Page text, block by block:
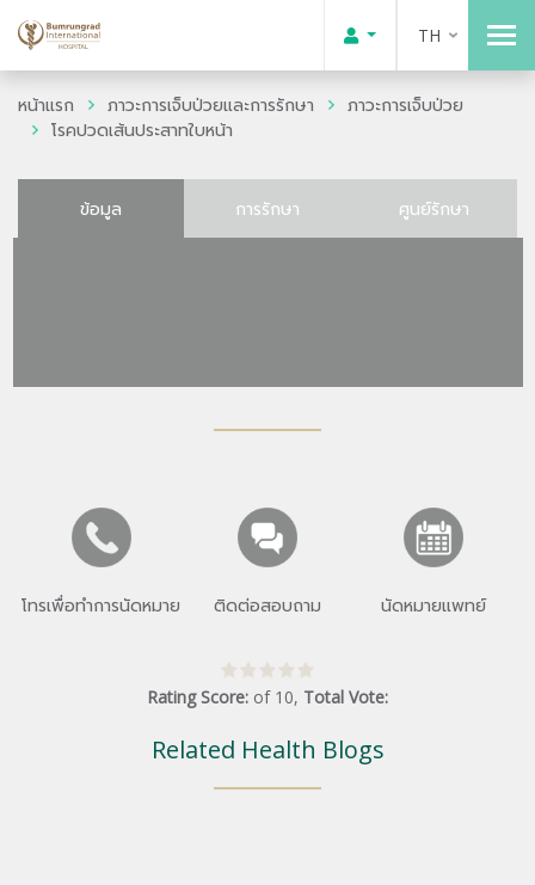
TH
หน้าแรก ภาวะการเจ็บป่วยและการรักษา
ภาวะการเจ็บป่วย
โรคปวดเส้นประสาทใบหน้า
ข้อมูล การรักษา ศูนย์รักษา
โทรเพื่อทำการนัดหมาย ติดต่อสอบถาม นัดหมายแพทย์
Rating Score: of 10, Total Vote:
Related Health Blogs